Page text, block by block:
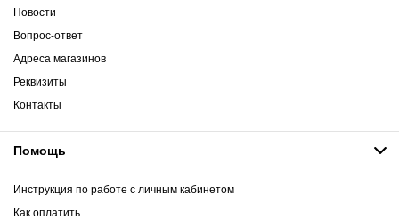
Новости
Вопрос-ответ
Адреса магазинов
Реквизиты
Контакты
Помощь
Инструкция по работе с личным кабинетом
Как оплатить